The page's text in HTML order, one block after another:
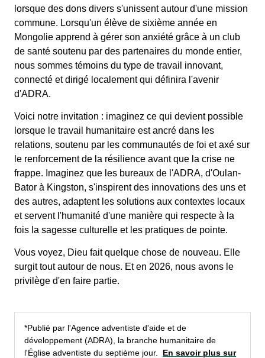
lorsque des dons divers s'unissent autour d'une mission
commune. Lorsqu'un élève de sixième année en
Mongolie apprend à gérer son anxiété grâce à un club
de santé soutenu par des partenaires du monde entier,
nous sommes témoins du type de travail innovant,
connecté et dirigé localement qui définira l'avenir
d'ADRA.
Voici notre invitation : imaginez ce qui devient possible
lorsque le travail humanitaire est ancré dans les
relations, soutenu par les communautés de foi et axé sur
le renforcement de la résilience avant que la crise ne
frappe. Imaginez que les bureaux de l'ADRA, d'Oulan-
Bator à Kingston, s'inspirent des innovations des uns et
des autres, adaptent les solutions aux contextes locaux
et servent l'humanité d'une manière qui respecte à la
fois la sagesse culturelle et les pratiques de pointe.
Vous voyez, Dieu fait quelque chose de nouveau. Elle
surgit tout autour de nous. Et en 2026, nous avons le
privilège d'en faire partie.
*Publié par l'Agence adventiste d'aide et de
développement (ADRA), la branche humanitaire de
l'Église adventiste du septième jour.
En savoir plus sur